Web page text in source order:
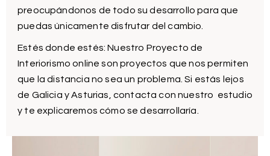
preocupándonos de todo su desarrollo para que
puedas únicamente disfrutar del cambio.
Estés donde estés: Nuestro Proyecto de
Interiorismo online son proyectos que nos permiten
que la distancia no sea un problema. Si estás lejos
de Galicia y Asturias, contacta con nuestro estudio
y te explicaremos cómo se desarrollaría.